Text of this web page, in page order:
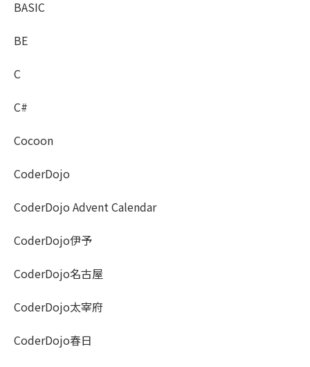
BASIC
BE
C
C#
Cocoon
CoderDojo
CoderDojo Advent Calendar
CoderDojo伊予
CoderDojo名古屋
CoderDojo太宰府
CoderDojo春日